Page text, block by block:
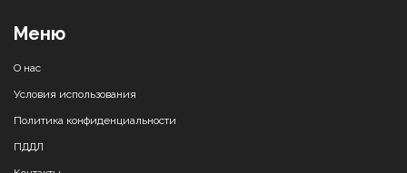
Меню
О нас
Условия использования
Политика конфиденциальности
ПДДЛ